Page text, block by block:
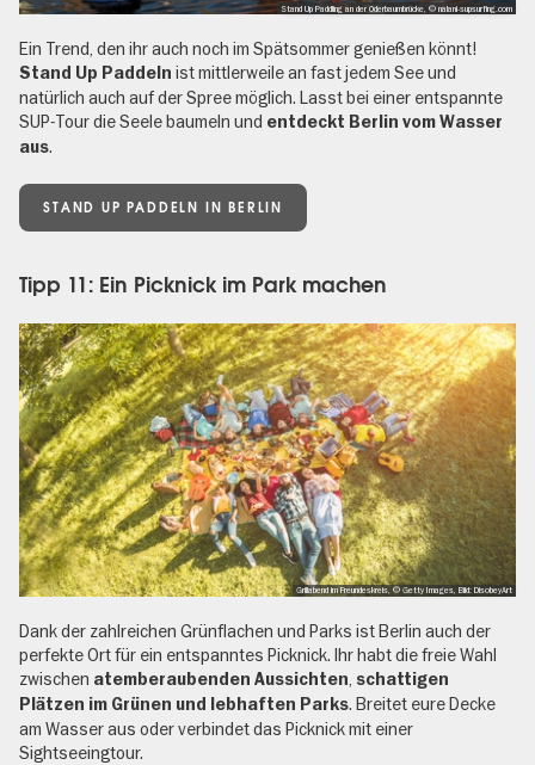
Stand Up Paddling an der Oderbaumbrücke, © nalani-supsurfing.com
Ein Trend, den ihr auch noch im Spätsommer genießen könnt!
Stand Up Paddeln ist mittlerweile an fast jedem See und
natürlich auch auf der Spree möglich. Lasst bei einer entspannte
SUP-Tour die Seele baumeln und entdeckt Berlin vom Wasser
aus.
STAND UP PADDELN IN BERLIN
Tipp 11: Ein Picknick im Park machen
Grillabend im Freundeskreis, © Getty Images, Bild: DisobeyArt
Dank der zahlreichen Grünflachen und Parks ist Berlin auch der
perfekte Ort für ein entspanntes Picknick. Ihr habt die freie Wahl
zwischen atemberaubenden Aussichten, schattigen
Plätzen im Grünen und lebhaften Parks. Breitet eure Decke
am Wasser aus oder verbindet das Picknick mit einer
Sightseeingtour.